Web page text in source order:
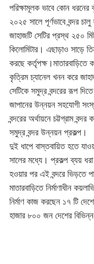
পরিক্ষামূলক ভাবে কোন
২০২৫ সালে পূর্ণভাবে বন্দর
জাহাজটি সেটির প্রস্থ ২৫০
কিলোমিটার। এছাড়াও সাড়ে
করছে কর্তৃপক্ষ।মাতারবাড়িতে
কৃত্রিম চ্যানেল খনন করে
সেটিকে সমুদ্র বন্দরের রূপ
জাপানের উন্নয়ন সহযোগী
বন্দরের অর্থায়নে চট্টগ্রাম
সমুদ্র বন্দর উন্নয়ন প্রকল্প।
দুই ধাপে বাস্তবায়িত হতে
সালের মধ্যে। প্রকল্প ব্যয়
হওয়ার পর এই বন্দরে ভিড়তে
মাতারবাড়িতে নির্মাণাধীন
নির্মাণ কাজ করছেন ১৭ টি
হাজার ৮০০ জন দেশের